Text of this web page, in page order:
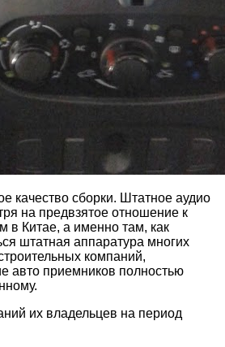
качество сборки. Штатное аудио
на предвзятое отношение к
в Китае, а именно там, как
штатная аппаратура многих
компаний,
авто приемников полностью
их владельцев на период